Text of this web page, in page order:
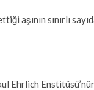
aşının sınırlı
Ehrlich